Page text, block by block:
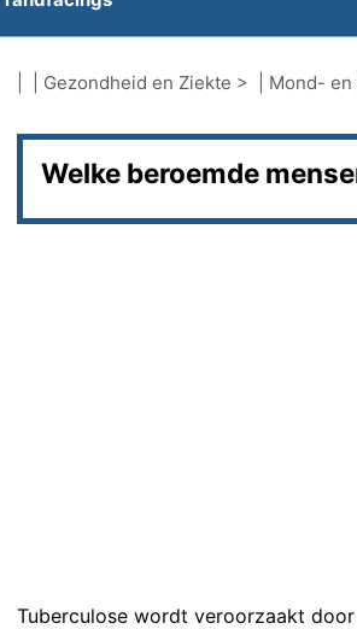
Gezondheid en Ziekte > | Mond- en
Welke beroemde
Tuberculose wordt veroorzaakt